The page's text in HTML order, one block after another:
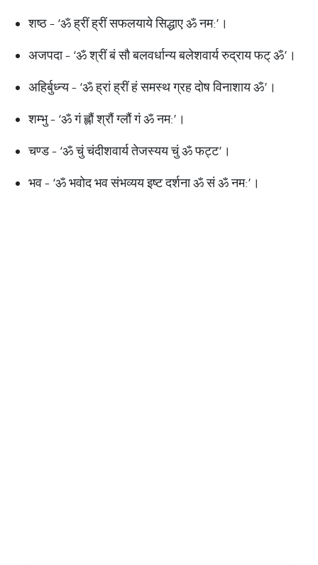
शष्ठ - ‘ॐ ह्रीं ह्रीं सफलयाये सिद्धाए ॐ नम:’।
अजपदा - ‘ॐ श्रीं बं सौ बलवर्धान्य बलेशवार्य रुद्राय फट् ॐ’।
अहिर्बुध्न्य - ‘ॐ ह्रां ह्रीं हं समस्थ ग्रह दोष विनाशाय ॐ’।
शम्भु - ‘ॐ गं ह्लौं श्रौं ग्लौं गं ॐ नम:’।
चण्ड - ‘ॐ चुं चंदीशवार्य तेजस्यय चुं ॐ फट्ट’।
भव - ‘ॐ भवोद भव संभव्यय इष्ट दर्शना ॐ सं ॐ नम:’।